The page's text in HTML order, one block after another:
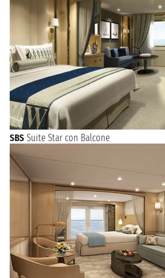
SBS Suite Star con Balcone